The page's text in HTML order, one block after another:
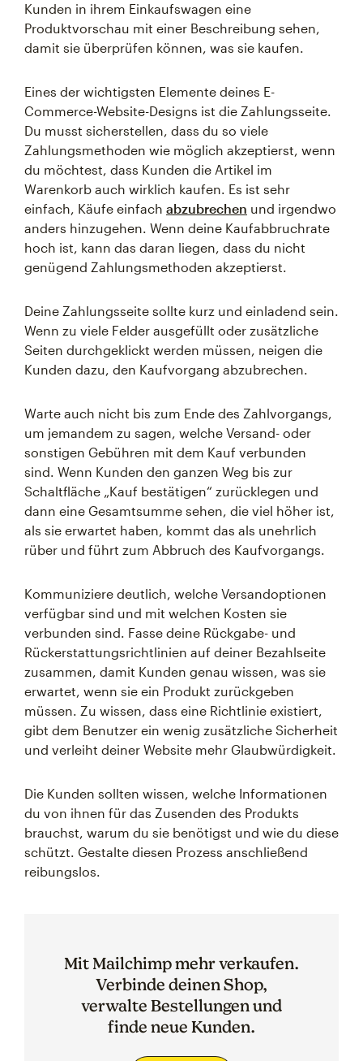
Kunden in ihrem Einkaufswagen eine
Produktvorschau mit einer Beschreibung sehen,
damit sie überprüfen können, was sie kaufen.
Eines der wichtigsten Elemente deines E-
Commerce-Website-Designs ist die Zahlungsseite.
Du musst sicherstellen, dass du so viele
Zahlungsmethoden wie möglich akzeptierst, wenn
du möchtest, dass Kunden die Artikel im
Warenkorb auch wirklich kaufen. Es ist sehr
einfach, Käufe einfach abzubrechen und irgendwo
anders hinzugehen. Wenn deine Kaufabbruchrate
hoch ist, kann das daran liegen, dass du nicht
genügend Zahlungsmethoden akzeptierst.
Deine Zahlungsseite sollte kurz und einladend sein.
Wenn zu viele Felder ausgefüllt oder zusätzliche
Seiten durchgeklickt werden müssen, neigen die
Kunden dazu, den Kaufvorgang abzubrechen.
Warte auch nicht bis zum Ende des Zahlvorgangs,
um jemandem zu sagen, welche Versand- oder
sonstigen Gebühren mit dem Kauf verbunden
sind. Wenn Kunden den ganzen Weg bis zur
Schaltfläche „Kauf bestätigen“ zurücklegen und
dann eine Gesamtsumme sehen, die viel höher ist,
als sie erwartet haben, kommt das als unehrlich
rüber und führt zum Abbruch des Kaufvorgangs.
Kommuniziere deutlich, welche Versandoptionen
verfügbar sind und mit welchen Kosten sie
verbunden sind. Fasse deine Rückgabe- und
Rückerstattungsrichtlinien auf deiner Bezahlseite
zusammen, damit Kunden genau wissen, was sie
erwartet, wenn sie ein Produkt zurückgeben
müssen. Zu wissen, dass eine Richtlinie existiert,
gibt dem Benutzer ein wenig zusätzliche Sicherheit
und verleiht deiner Website mehr Glaubwürdigkeit.
Die Kunden sollten wissen, welche Informationen
du von ihnen für das Zusenden des Produkts
brauchst, warum du sie benötigst und wie du diese
schützt. Gestalte diesen Prozess anschließend
reibungslos.
Mit Mailchimp mehr verkaufen.
Verbinde deinen Shop,
verwalte Bestellungen und
finde neue Kunden.